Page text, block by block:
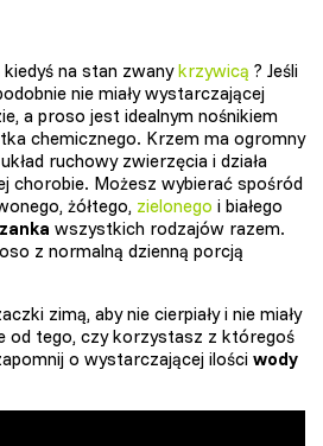
na stan zwanykrzywicą ? Jeśli
nie miały wystarczającej
a proso jest idealnym nośnikiem
chemicznego. Krzem ma ogromny
ruchowy zwierzęcia i działa
chorobie. Możesz wybierać spośród
żółtego, zielonego i białego
wszystkich rodzajów razem.
z normalną dzienną porcją
zimą, aby nie cierpiały i nie miały
od tego, czy korzystasz z któregoś
o wystarczającej ilości wody